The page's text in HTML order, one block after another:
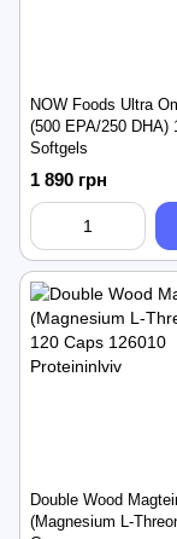
NOW Foods Ultra
(500 EPA/250 DHA)
Softgels
1 890 грн
Double Wood
(Magnesium L-